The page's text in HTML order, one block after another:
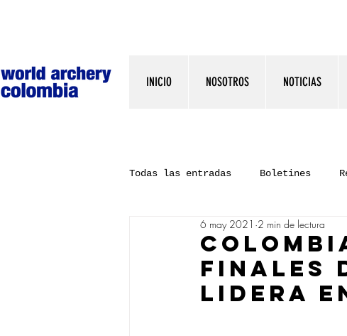
INICIO NOSOTROS NOTICIAS
Todas las entradas Boletines
FINALES
LIDERA
6 may 2021 2 min de lectura